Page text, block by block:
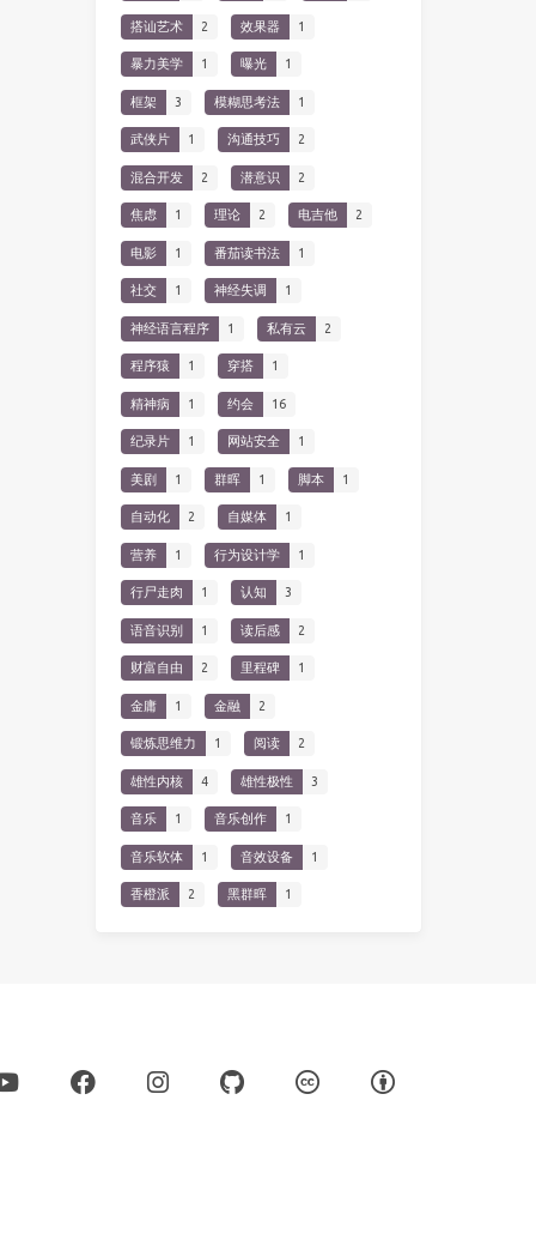
搭讪艺术 2 效果器 1
暴力美学 1 曝光 1
框架 3 模糊思考法 1
武侠片 1 沟通技巧 2
混合开发 2 潜意识 2
焦虑 1 理论 2 电吉他 2
电影 1 番茄读书法 1
社交 1 神经失调 1
神经语言程序 1 私有云 2
程序猿 1 穿搭 1
精神病 1 约会 16
纪录片 1 网站安全 1
美剧 1 群晖 1 脚本 1
自动化 2 自媒体 1
营养 1 行为设计学 1
行尸走肉 1 认知 3
语音识别 1 读后感 2
财富自由 2 里程碑 1
金庸 1 金融 2
锻炼思维力 1 阅读 2
雄性内核 4 雄性极性 3
音乐 1 音乐创作 1
音乐软体 1 音效设备 1
香橙派 2 黑群晖 1